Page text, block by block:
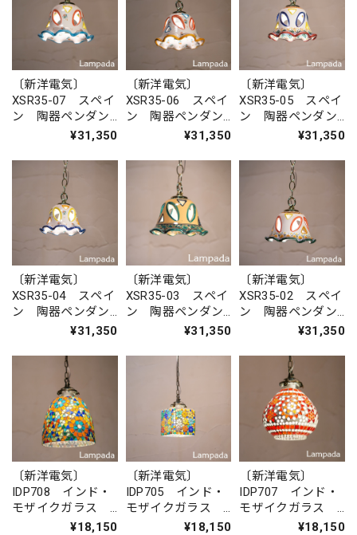
〔新洋電気〕
XSR35-07 スペイ
ン 陶器ペンダン
¥31,350
〔新洋電気〕
XSR35-06 スペイ
ン 陶器ペンダン
¥31,350
〔新洋電気〕
XSR35-05 スペイ
ン 陶器ペンダン
¥31,350
〔新洋電気〕
XSR35-04 スペイ
ン 陶器ペンダン
¥31,350
〔新洋電気〕
XSR35-03 スペイ
ン 陶器ペンダン
¥31,350
〔新洋電気〕
XSR35-02 スペイ
ン 陶器ペンダン
¥31,350
〔新洋電気〕
IDP708 インド・
モザイクガラス
ペンダントライト
¥18,150
〔新洋電気〕
IDP705 インド・
モザイクガラス
ペンダントライト
¥18,150
〔新洋電気〕
IDP707 インド・
モザイクガラス
ペンダントライト
¥18,150